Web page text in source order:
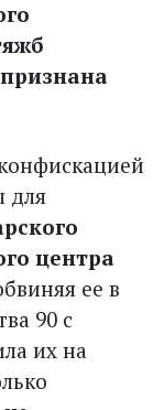
для
центра
ее в
90 с
их на